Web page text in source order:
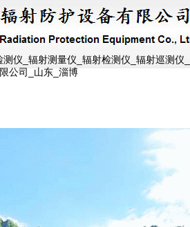
仪_辐射测量仪_辐射检测仪_辐射巡测
限公司_山东_淄博